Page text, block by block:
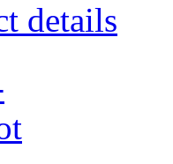
details